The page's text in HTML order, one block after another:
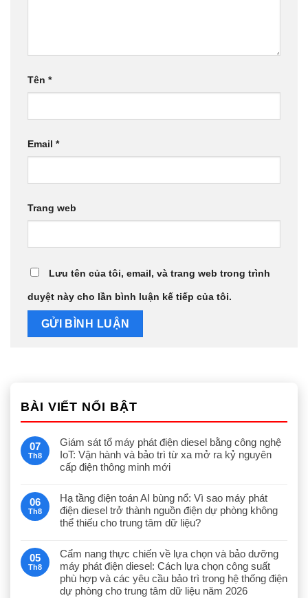
Tên *
Email *
Trang web
Lưu tên của tôi, email, và trang web trong trình
duyệt này cho lần bình luận kế tiếp của tôi.
BÀI VIẾT NỔI BẬT
07
Th8
Giám sát tổ máy phát điện diesel bằng công nghệ
IoT: Vận hành và bảo trì từ xa mở ra kỷ nguyên
cấp điện thông minh mới
06
Th8
Hạ tầng điện toán AI bùng nổ: Vì sao máy phát
điện diesel trở thành nguồn điện dự phòng không
thể thiếu cho trung tâm dữ liệu?
05
Th8
Cẩm nang thực chiến về lựa chọn và bảo dưỡng
máy phát điện diesel: Cách lựa chọn công suất
phù hợp và các yêu cầu bảo trì trong hệ thống điện
dự phòng cho trung tâm dữ liệu năm 2026